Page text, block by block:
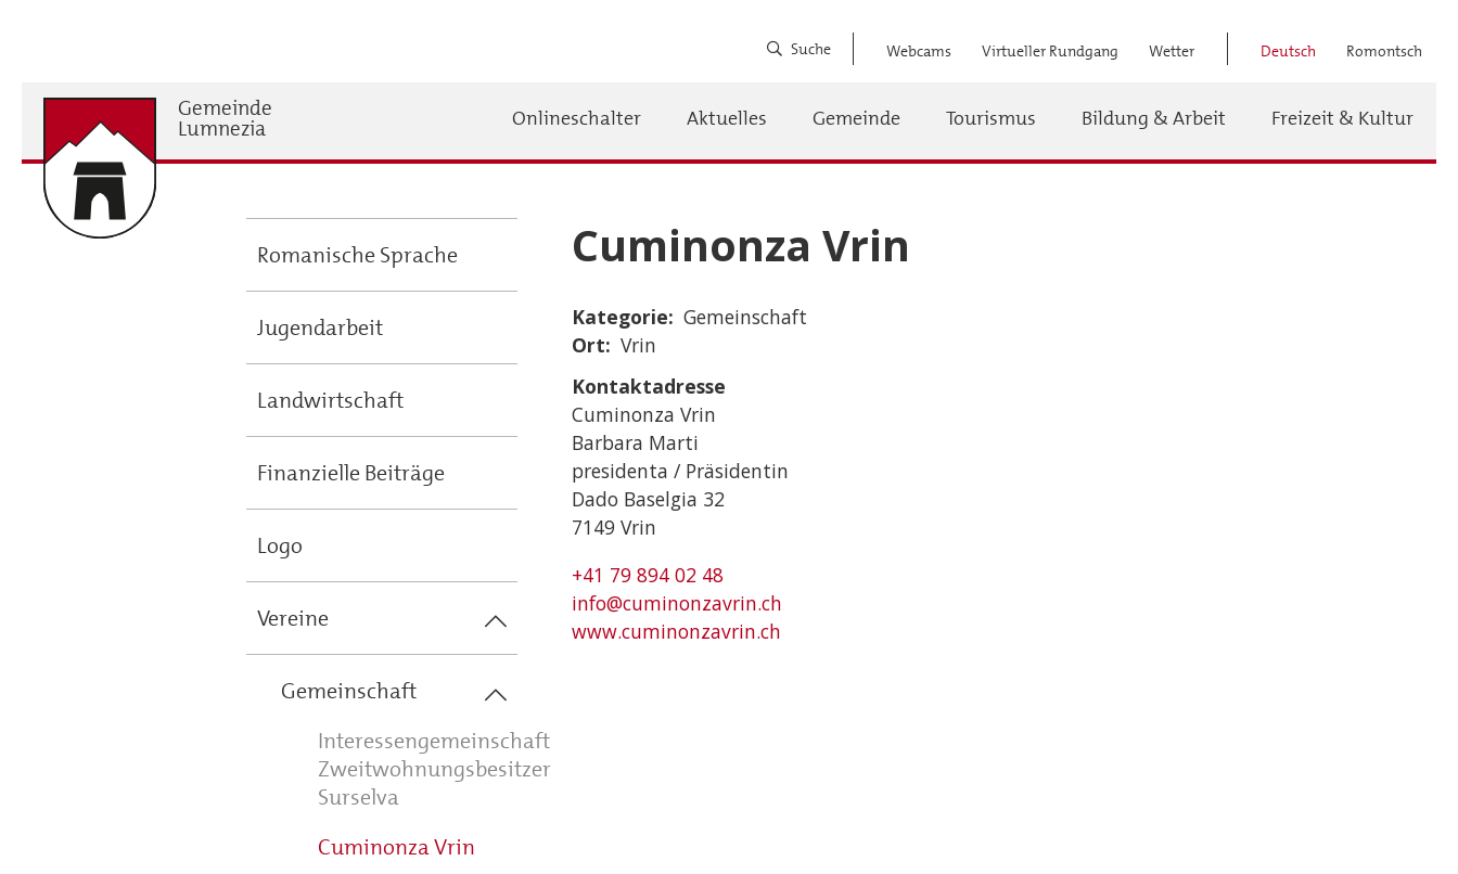
Suche
Menü
Webcams Virtueller Rundgang Wetter Deutsch Romontsch
Gemeinde
Lumnezia Hauptnavigation
Onlineschalter Aktuelles Gemeinde Tourismus Bildung & Arbeit Freizeit & Kultur
Main
navigation
Romanische Sprache
Jugendarbeit
Landwirtschaft
Finanzielle Beiträge
Logo
Vereine
Gemeinschaft
Interessengemeinschaft
Zweitwohnungsbesitzer
Surselva
Cuminonza Vrin
Cuminonza Vrin
Kategorie
Gemeinschaft
Ort
Vrin
Kontaktadresse
Cuminonza Vrin
Barbara Marti
presidenta / Präsidentin
Dado Baselgia 32
7149 Vrin
+41 79 894 02 48
info@cuminonzavrin.ch
www.cuminonzavrin.ch